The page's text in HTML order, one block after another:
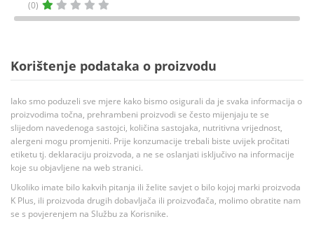
(0)
Korištenje podataka o proizvodu
Iako smo poduzeli sve mjere kako bismo osigurali da je svaka informacija o
proizvodima točna, prehrambeni proizvodi se često mijenjaju te se
slijedom navedenoga sastojci, količina sastojaka, nutritivna vrijednost,
alergeni mogu promjeniti. Prije konzumacije trebali biste uvijek pročitati
etiketu tj. deklaraciju proizvoda, a ne se oslanjati isključivo na informacije
koje su objavljene na web stranici.
Ukoliko imate bilo kakvih pitanja ili želite savjet o bilo kojoj marki proizvoda
K Plus, ili proizvoda drugih dobavljača ili proizvođača, molimo obratite nam
se s povjerenjem na Službu za Korisnike.